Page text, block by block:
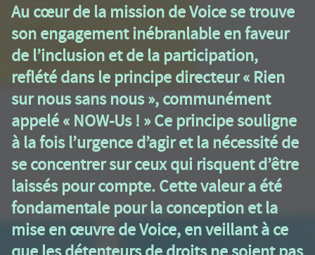
Au cœur de la mission de Voice se trouve
son engagement inébranlable en faveur
de l’inclusion et de la participation,
reflété dans le principe directeur « Rien
sur nous sans nous », communément
appelé « NOW-Us ! » Ce principe souligne
à la fois l’urgence d’agir et la nécessité de
se concentrer sur ceux qui risquent d’être
laissés pour compte. Cette valeur a été
fondamentale pour la conception et la
mise en œuvre de Voice, en veillant à ce